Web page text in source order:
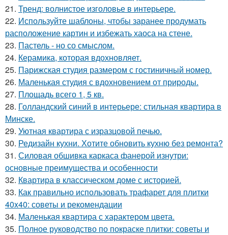
21. Тренд: волнистое изголовье в интерьере.
22. Используйте шаблоны, чтобы заранее продумать
расположение картин и избежать хаоса на стене.
23. Пастель - но со смыслом.
24. Керамика, которая вдохновляет.
25. Парижская студия размером с гостиничный номер.
26. Маленькая студия с вдохновением от природы.
27. Площадь всего 1, 5 кв.
28. Голландский синий в интерьере: стильная квартира в
Минске.
29. Уютная квартира с изразцовой печью.
30. Редизайн кухни. Хотите обновить кухню без ремонта?
31. Силовая обшивка каркаса фанерой изнутри:
основные преимущества и особенности
32. Квартира в классическом доме с историей.
33. Как правильно использовать трафарет для плитки
40x40: советы и рекомендации
34. Маленькая квартира с характером цвета.
35. Полное руководство по покраске плитки: советы и